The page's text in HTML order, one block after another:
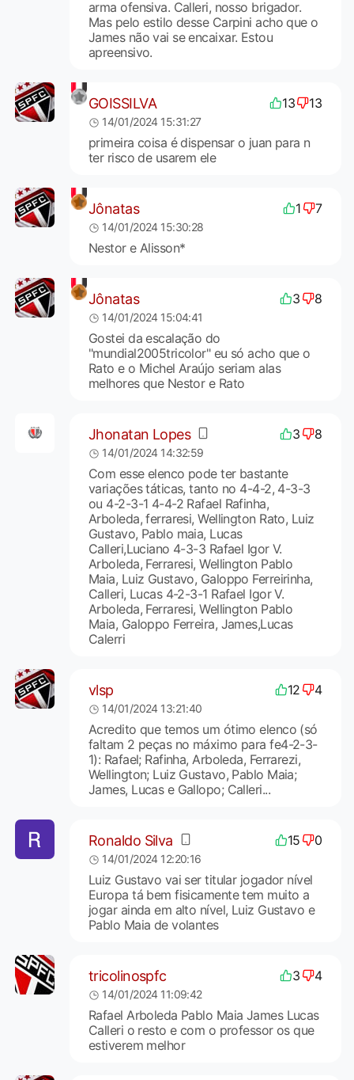
arma ofensiva. Calleri, nosso brigador.
Mas pelo estilo desse Carpini acho que o
James não vai se encaixar. Estou
apreensivo.
GOISSILVA 13 13
14/01/2024 15:31:27
primeira coisa é dispensar o juan para n
ter risco de usarem ele
Jônatas 1 7
14/01/2024 15:30:28
Nestor e Alisson*
Jônatas 3 8
14/01/2024 15:04:41
Gostei da escalação do
"mundial2005tricolor" eu só acho que o
Rato e o Michel Araújo seriam alas
melhores que Nestor e Rato
Jhonatan Lopes 3 8
14/01/2024 14:32:59
Com esse elenco pode ter bastante
variações táticas, tanto no 4-4-2, 4-3-3
ou 4-2-3-1 4-4-2 Rafael Rafinha,
Arboleda, ferraresi, Wellington Rato, Luiz
Gustavo, Pablo maia, Lucas
Calleri,Luciano 4-3-3 Rafael Igor V.
Arboleda, Ferraresi, Wellington Pablo
Maia, Luiz Gustavo, Galoppo Ferreirinha,
Calleri, Lucas 4-2-3-1 Rafael Igor V.
Arboleda, Ferraresi, Wellington Pablo
Maia, Galoppo Ferreira, James,Lucas
Calerri
vlsp 12 4
14/01/2024 13:21:40
Acredito que temos um ótimo elenco (só
faltam 2 peças no máximo para fe4-2-3-
1): Rafael; Rafinha, Arboleda, Ferrarezi,
Wellington; Luiz Gustavo, Pablo Maia;
James, Lucas e Gallopo; Calleri...
Ronaldo Silva 15 0
14/01/2024 12:20:16
Luiz Gustavo vai ser titular jogador nível
Europa tá bem fisicamente tem muito a
jogar ainda em alto nível, Luiz Gustavo e
Pablo Maia de volantes
tricolinospfc 3 4
14/01/2024 11:09:42
Rafael Arboleda Pablo Maia James Lucas
Calleri o resto e com o professor os que
estiverem melhor